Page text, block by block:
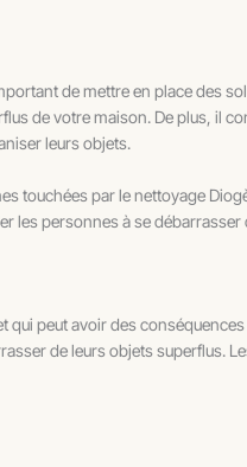
de mettre en place des
de votre maison. De plus, il
leurs objets.
touchées par le nettoyage
les personnes à se
qui peut avoir des
de leurs objets superflus.